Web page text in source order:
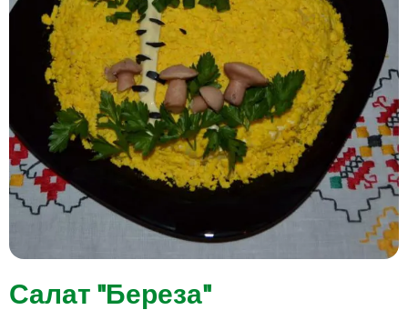
Салат "Береза"